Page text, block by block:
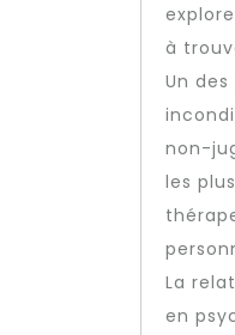
à
Un
non-
les
La
en